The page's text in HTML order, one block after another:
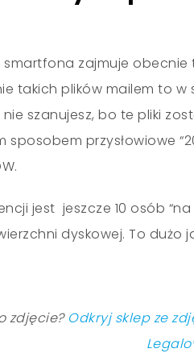
zajmuje
takich plików mailem to
nie szanujesz, bo te pliki
sposobem przysłowiowe
jest jeszcze 10 osób
dyskowej. To dużo
zdjęcie? Odkryj sklep ze